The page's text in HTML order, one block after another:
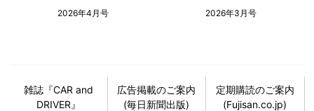
2026年4月号 2026年3月号
雑誌『CAR and
DRIVER』
広告掲載のご案内
(毎日新聞出版)
定期購読のご案内
(Fujisan.co.jp)